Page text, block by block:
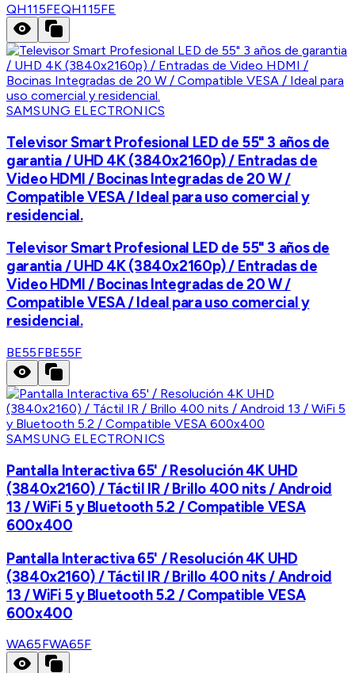
QH115FEQH115FE
SAMSUNG ELECTRONICS
Televisor Smart Profesional LED de 55" 3 años de
garantia / UHD 4K (3840x2160p) / Entradas de
Video HDMI / Bocinas Integradas de 20 W /
Compatible VESA / Ideal para uso comercial y
residencial.
Televisor Smart Profesional LED de 55" 3 años de
garantia / UHD 4K (3840x2160p) / Entradas de
Video HDMI / Bocinas Integradas de 20 W /
Compatible VESA / Ideal para uso comercial y
residencial.
BE55FBE55F
SAMSUNG ELECTRONICS
Pantalla Interactiva 65' / Resolución 4K UHD
(3840x2160) / Táctil IR / Brillo 400 nits / Android
13 / WiFi 5 y Bluetooth 5.2 / Compatible VESA
600x400
Pantalla Interactiva 65' / Resolución 4K UHD
(3840x2160) / Táctil IR / Brillo 400 nits / Android
13 / WiFi 5 y Bluetooth 5.2 / Compatible VESA
600x400
WA65FWA65F